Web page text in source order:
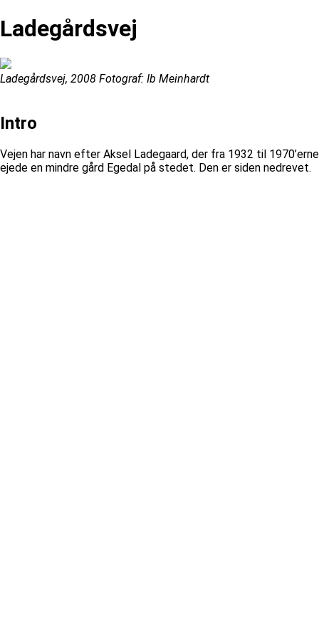
Ladegårdsvej
Ladegårdsvej, 2008 Fotograf: Ib Meinhardt
Intro
Vejen har navn efter Aksel Ladegaard, der fra 1932 til 1970’erne
ejede en mindre gård Egedal på stedet. Den er siden nedrevet.